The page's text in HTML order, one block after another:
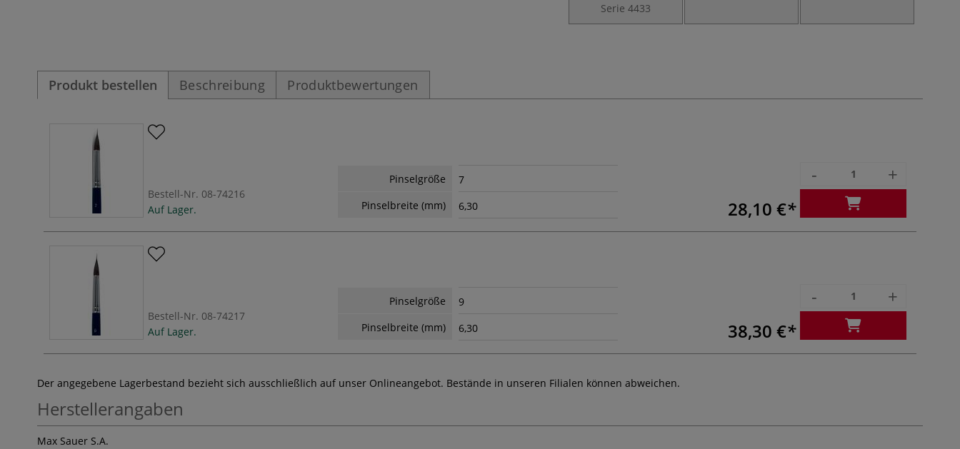
Serie 4433
Produkt bestellen Beschreibung Produktbewertungen
Bestell-Nr. 08-74216
Auf Lager.
Pinselgröße
7
Pinselbreite (mm)
6,30 28,10 €
- +
Bestell-Nr. 08-74217
Auf Lager.
Pinselgröße
9
Pinselbreite (mm)
6,30 38,30 €
- +
Der angegebene Lagerbestand bezieht sich ausschließlich auf unser Onlineangebot. Bestände in unseren Filialen können abweichen.
Herstellerangaben
Max Sauer S.A.